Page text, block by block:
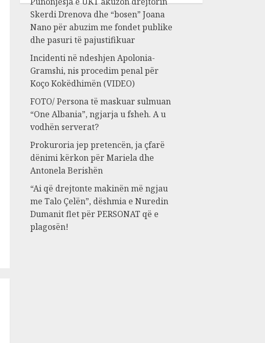
Skerdi Drenova dhe “bosen” Joana
Nano për abuzim me fondet publike
dhe pasuri të pajustifikuar
Incidenti në ndeshjen Apolonia-
Gramshi, nis procedim penal për
Koço Kokëdhimën (VIDEO)
FOTO/ Persona të maskuar sulmuan
“One Albania”, ngjarja u fsheh. A u
vodhën serverat?
Prokuroria jep pretencën, ja çfarë
dënimi kërkon për Mariela dhe
Antonela Berishën
“Ai që drejtonte makinën më ngjau
me Talo Çelën”, dëshmia e Nuredin
Dumanit flet për PERSONAT që e
plagosën!